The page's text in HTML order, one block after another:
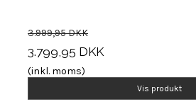
3.999,95 DKK
3.799,95 DKK
(inkl. moms)
Vis produkt